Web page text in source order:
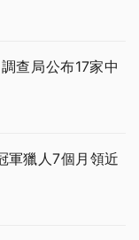
查局公布17家中
軍獵人7個月領近